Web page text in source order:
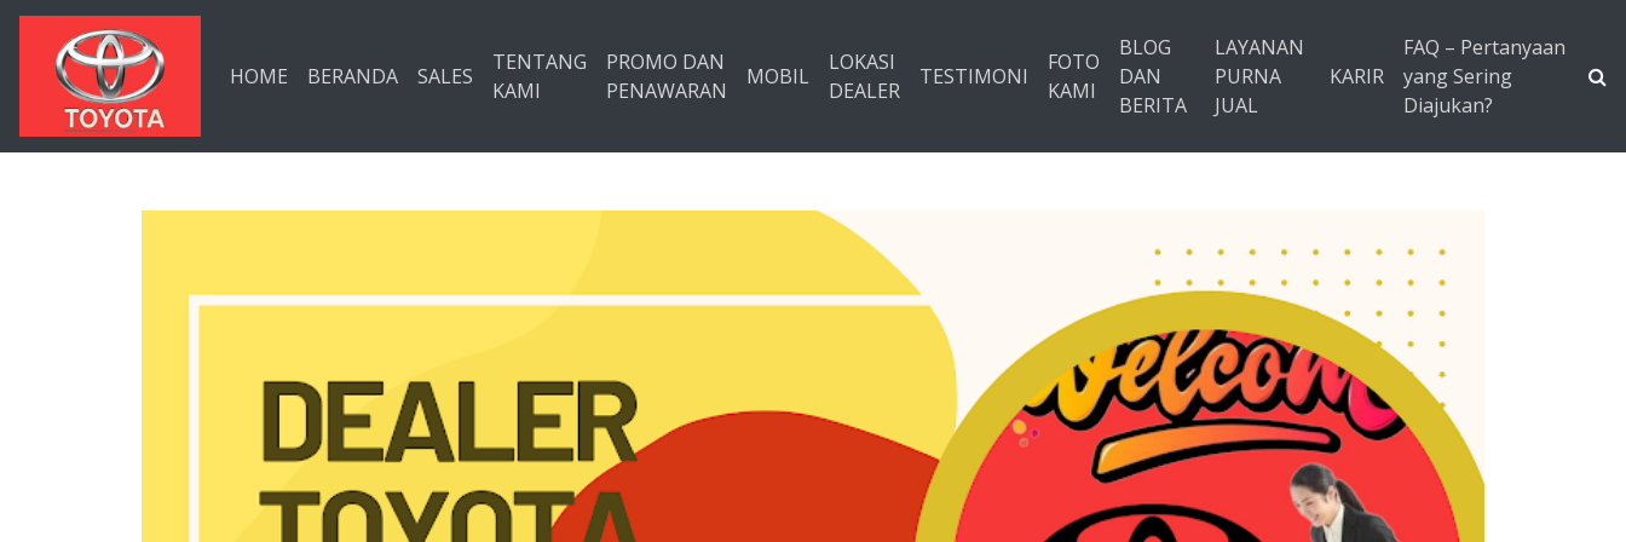
Langsung ke konten utama
HOME BERANDA SALES
TENTANG
KAMI
PROMO DAN
PENAWARAN
MOBIL
LOKASI
DEALER
TESTIMONI
FOTO
KAMI
BLOG
DAN
BERITA
LAYANAN
PURNA
JUAL
KARIR
FAQ – Pertanyaan
yang Sering
Diajukan?